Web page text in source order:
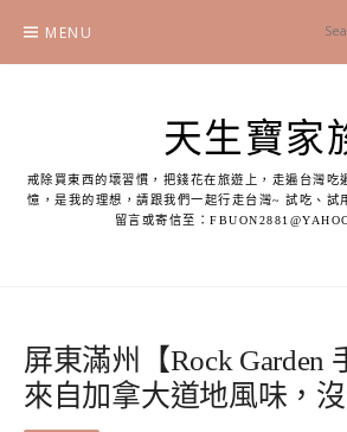
content
MENU
天生寶家
戒除買東西的壞習慣，把錢花在旅遊上，走遍台灣吃
憶，是我的理想，請跟我們一起行走台灣~ 試吃、試
留言或寄信至：
屏東滿州【Rock Garden
來自加拿大道地風味，